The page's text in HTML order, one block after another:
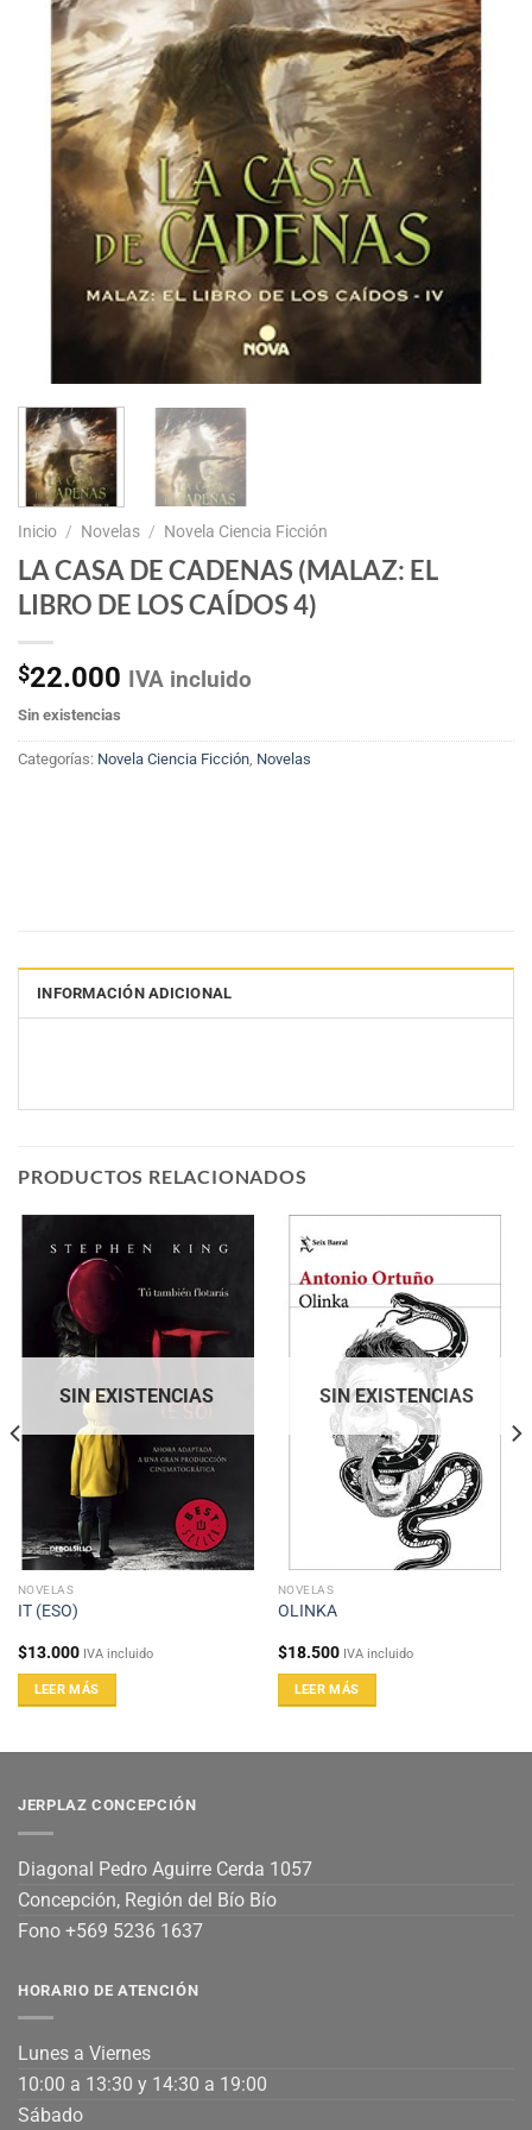
Inicio / Novelas / Novela Ciencia Ficción
LA CASA DE CADENAS (MALAZ: EL
LIBRO DE LOS CAÍDOS 4)
$22.000 IVA incluido
Sin existencias
Categorías: Novela Ciencia Ficción, Novelas
INFORMACIÓN ADICIONAL
PRODUCTOS RELACIONADOS
SIN EXISTENCIAS
NOVELAS
IT (ESO)
$13.000 IVA incluido
LEER MÁS
SIN EXISTENCIAS
NOVELAS
OLINKA
$18.500 IVA incluido
LEER MÁS
JERPLAZ CONCEPCIÓN
Diagonal Pedro Aguirre Cerda 1057
Concepción, Región del Bío Bío
Fono +569 5236 1637
HORARIO DE ATENCIÓN
Lunes a Viernes
10:00 a 13:30 y 14:30 a 19:00
Sábado